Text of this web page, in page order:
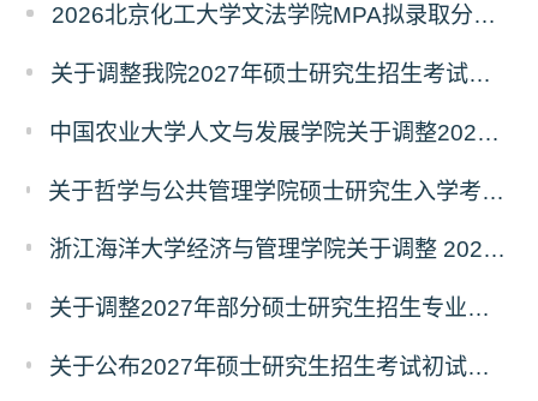
2026北京化工大学文法学院MPA拟录取分析解读
关于调整我院2027年硕士研究生招生考试科目及参考书的通知
中国农业大学人文与发展学院关于调整2027年硕士研究生招生考试初试科目的通知
关于哲学与公共管理学院硕士研究生入学考试（初试） 考试科目及参考书目变更的通知（二）
浙江海洋大学经济与管理学院关于调整 2027年硕士研究生招生考试初试科目的公告
关于调整2027年部分硕士研究生招生专业初试考试科目的公告（持续更新中）
关于公布2027年硕士研究生招生考试初试自命题科目考试大纲的通知